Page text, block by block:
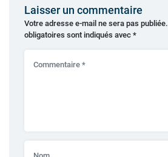
Laisser un commentaire
Votre adresse e-mail ne sera pas publiée.
obligatoires sont indiqués avec *